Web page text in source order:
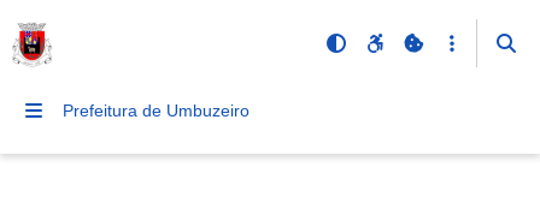
Prefeitura de Umbuzeiro